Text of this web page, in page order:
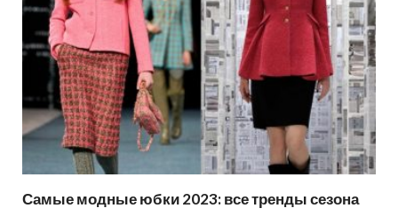
Самые модные юбки 2023: все тренды сезона